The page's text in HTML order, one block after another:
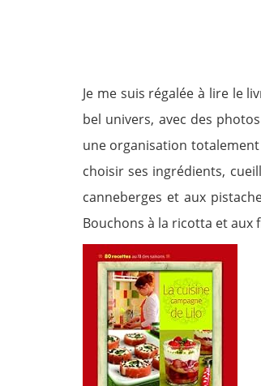
Je me suis régalée à lire le
bel univers, avec des
une organisation totalement
choisir ses ingrédients,
canneberges et aux
Bouchons à la ricotta et